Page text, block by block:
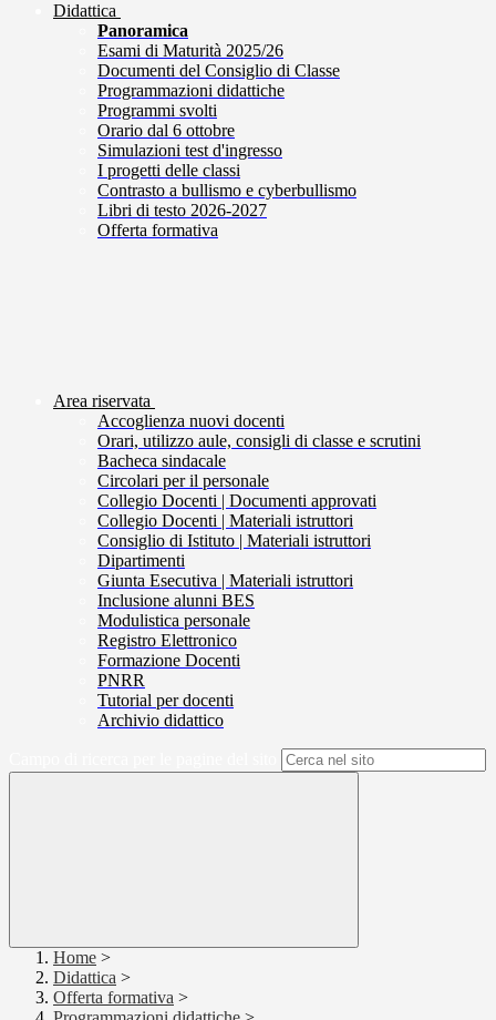
Didattica
Panoramica
Esami di Maturità 2025/26
Documenti del Consiglio di Classe
Programmazioni didattiche
Programmi svolti
Orario dal 6 ottobre
Simulazioni test d'ingresso
I progetti delle classi
Contrasto a bullismo e cyberbullismo
Libri di testo 2026-2027
Offerta formativa
Area riservata
Accoglienza nuovi docenti
Orari, utilizzo aule, consigli di classe e scrutini
Bacheca sindacale
Circolari per il personale
Collegio Docenti | Documenti approvati
Collegio Docenti | Materiali istruttori
Consiglio di Istituto | Materiali istruttori
Dipartimenti
Giunta Esecutiva | Materiali istruttori
Inclusione alunni BES
Modulistica personale
Registro Elettronico
Formazione Docenti
PNRR
Tutorial per docenti
Archivio didattico
Home >
Didattica >
Offerta formativa >